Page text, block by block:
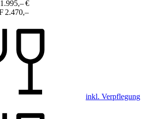
1.995,– €
2.470,–
inkl. Verpflegung